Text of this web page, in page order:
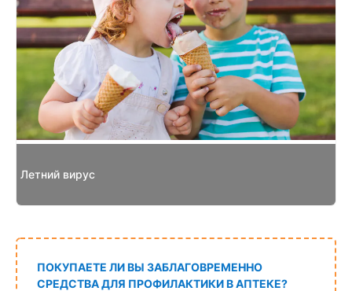
Летний вирус
ПОКУПАЕТЕ ЛИ ВЫ ЗАБЛАГОВРЕМЕННО
СРЕДСТВА ДЛЯ ПРОФИЛАКТИКИ В АПТЕКЕ?